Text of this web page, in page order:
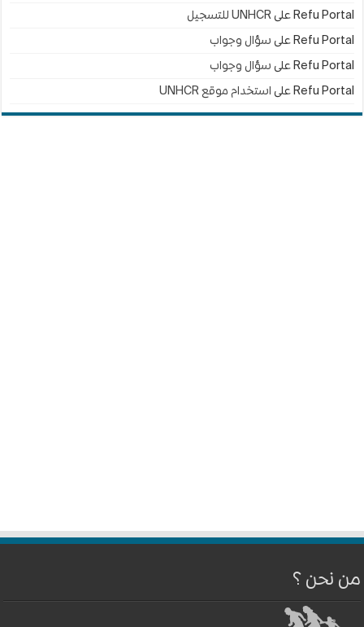
Refu Portal علىUNHCR للتسجيل
Refu Portal على سؤال وجواب
Refu Portal على سؤال وجواب
Refu Portal على استخدام موقع UNHCR
من نحن ؟